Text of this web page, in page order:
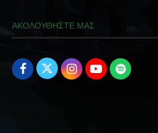
ΑΚΟΛΟΥΘΗΣΤΕ ΜΑΣ